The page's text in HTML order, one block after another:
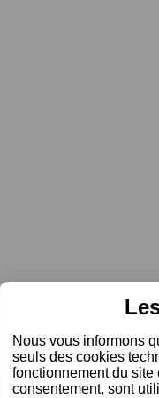
Nous vous informons
seuls des cookies
fonctionnement du site
consentement, sont